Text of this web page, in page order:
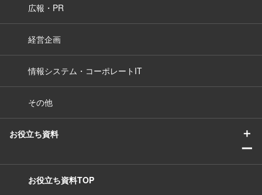
広報・PR
経営企画
情報システム・コーポレートIT
その他
お役立ち資料
＋
ー
お役立ち資料TOP